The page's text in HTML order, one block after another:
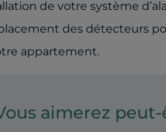
de votre système
des détecteurs
appartement.
aimerez peut-